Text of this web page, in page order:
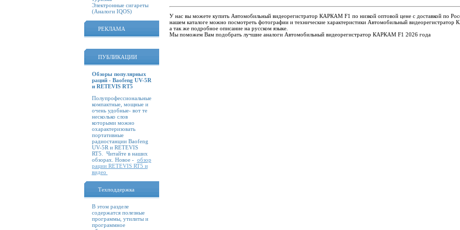
Электронные сигареты
(Аналоги IQOS)
РЕКЛАМА
ПУБЛИКАЦИИ
Обзоры популярных
раций - Baofeng UV-5R
и RETEVIS RT5
Полупрофессиональные
компактные, мощные и
очень удобные- вот те
несколько слов
которыми можно
охарактеризовать
портативные
радиостанции Baofeng
UV-5R и RETEVIS
RT5. Читайте в наших
обзорах. Новое - обзор
рации RETEVIS RT5 и
видео
Техподдержка
В этом разделе
содержатся полезные
программы, утилиты и
программное
У нас вы можете купить Автомобильный видеорегистратор КАРКАМ F1 по низкой оптовой цене с доставкой по
нашем каталоге можно посмотреть фотографии и технические характеристики Автомобильный видеорегистратор
а так же подробное описание на русском языке.
Мы поможем Вам подобрать лучшие аналоги Автомобильный видеорегистратор КАРКАМ F1 2026 года